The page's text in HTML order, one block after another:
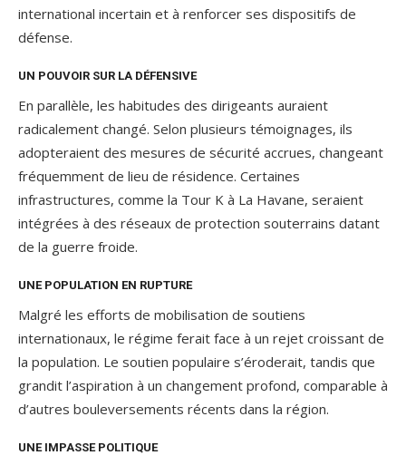
international incertain et à renforcer ses dispositifs de
défense.
UN POUVOIR SUR LA DÉFENSIVE
En parallèle, les habitudes des dirigeants auraient
radicalement changé. Selon plusieurs témoignages, ils
adopteraient des mesures de sécurité accrues, changeant
fréquemment de lieu de résidence. Certaines
infrastructures, comme la Tour K à La Havane, seraient
intégrées à des réseaux de protection souterrains datant
de la guerre froide.
UNE POPULATION EN RUPTURE
Malgré les efforts de mobilisation de soutiens
internationaux, le régime ferait face à un rejet croissant de
la population. Le soutien populaire s’éroderait, tandis que
grandit l’aspiration à un changement profond, comparable à
d’autres bouleversements récents dans la région.
UNE IMPASSE POLITIQUE